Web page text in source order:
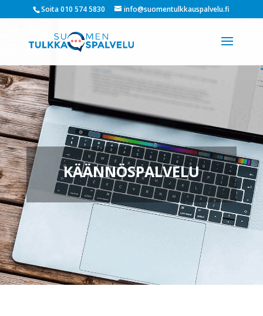
Soita 010 574 5830 info@suomentulkkauspalvelu.fi
KÄÄNNÖSPALVELU